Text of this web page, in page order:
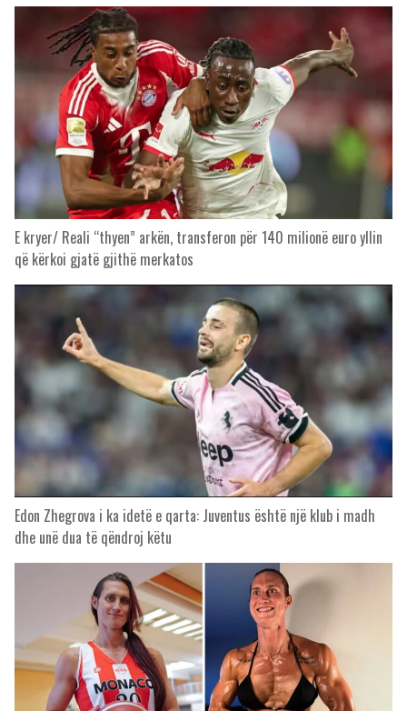
E kryer/ Reali “thyen” arkën, transferon për 140 milionë euro yllin
që kërkoi gjatë gjithë merkatos
Edon Zhegrova i ka idetë e qarta: Juventus është një klub i madh
dhe unë dua të qëndroj këtu